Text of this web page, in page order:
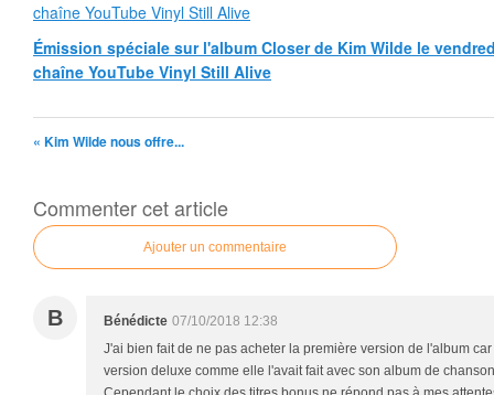
Émission spéciale sur l'album Closer de Kim Wilde le
chaîne YouTube Vinyl Still Alive
« Kim Wilde nous offre...
Commenter cet article
Ajouter un commentaire
B Bénédicte 07/10/2018 12:38
J'ai bien fait de ne pas acheter la première version de l'album
version deluxe comme elle l'avait fait avec son album de